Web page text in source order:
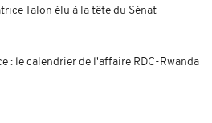
Talon élu à la tête du Sénat
: le calendrier de l'affaire RDC-Rwanda